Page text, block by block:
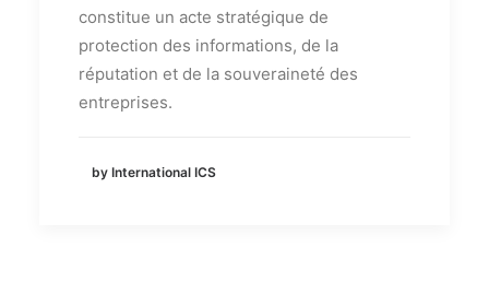
constitue un acte stratégique de
protection des informations, de la
réputation et de la souveraineté des
entreprises.
by International ICS